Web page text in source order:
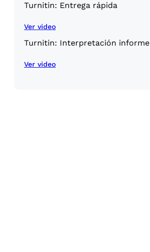
Turnitin: Entrega rápida
Ver video
Turnitin: Interpretación informe
Ver video